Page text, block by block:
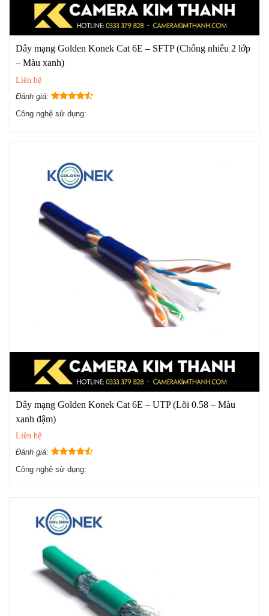
Dây mạng Golden Konek Cat 6E – SFTP (Chống nhiễu 2 lớp
– Màu xanh)
Liên hệ
Đánh giá:
Công nghệ sử dụng:
Dây mạng Golden Konek Cat 6E – UTP (Lõi 0.58 – Màu
xanh đậm)
Liên hệ
Đánh giá:
Công nghệ sử dụng: